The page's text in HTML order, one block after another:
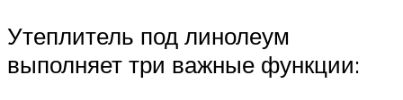
Утеплитель под линолеум
выполняет три важные функции: